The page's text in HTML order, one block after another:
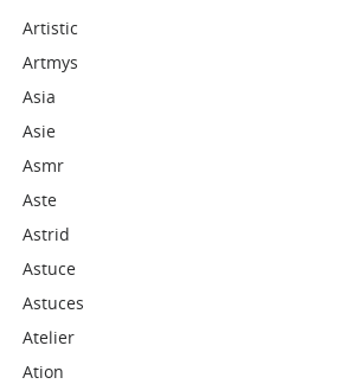
Artistic
Artmys
Asia
Asie
Asmr
Aste
Astrid
Astuce
Astuces
Atelier
Ation